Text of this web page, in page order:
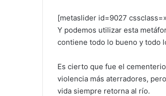
[metaslider id=9027
Y podemos utilizar esta
contiene todo lo bueno y todo
Es cierto que fue el
violencia más aterradores,
vida siempre retorna al río.